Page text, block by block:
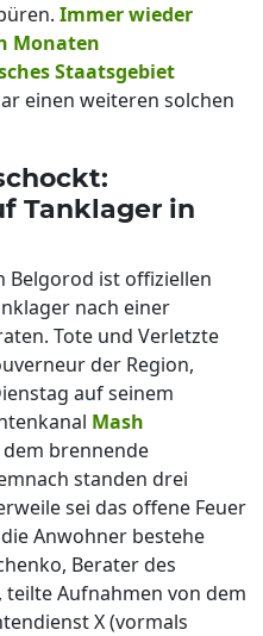
Immer wieder
Monaten
Staatsgebiet
einen weiteren solchen
Tanklager in
Belgorod ist offiziellen
nach einer
Tote und Verletzte
der Region,
auf seinem
Mash
brennende
standen drei
sei das offene Feuer
Anwohner bestehe
Berater des
Aufnahmen von dem
X (vormals